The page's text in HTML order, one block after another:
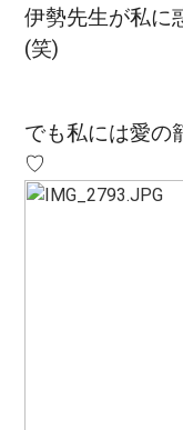
伊勢先生が私に
(笑)
でも私には愛の
♡